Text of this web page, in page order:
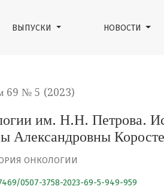
ВЫПУСКИ НОВОСТИ
69 № 5 (2023)
им. Н.Н. Петрова.
Александровны
ОНКОЛОГИИ
0507-3758-2023-69-5-949-959